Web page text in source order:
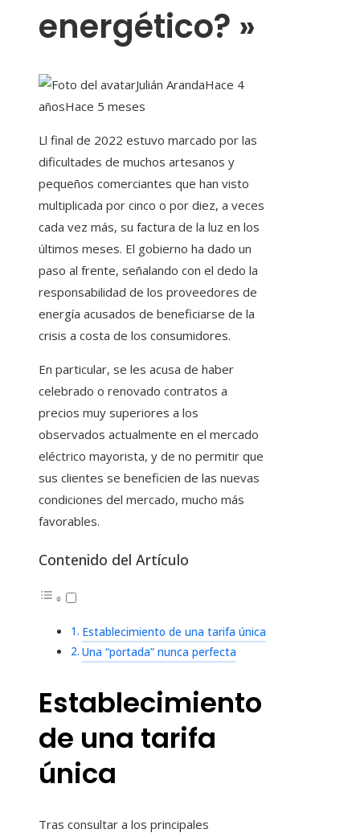
energético? »
Julián ArandaHace 4
añosHace 5 meses
Ll final de 2022 estuvo marcado por las
dificultades de muchos artesanos y
pequeños comerciantes que han visto
multiplicada por cinco o por diez, a veces
cada vez más, su factura de la luz en los
últimos meses. El gobierno ha dado un
paso al frente, señalando con el dedo la
responsabilidad de los proveedores de
energía acusados ​​de beneficiarse de la
crisis a costa de los consumidores.
En particular, se les acusa de haber
celebrado o renovado contratos a
precios muy superiores a los
observados actualmente en el mercado
eléctrico mayorista, y de no permitir que
sus clientes se beneficien de las nuevas
condiciones del mercado, mucho más
favorables.
Contenido del Artículo
Establecimiento de una tarifa única
Una “portada” nunca perfecta
Establecimiento
de una tarifa
única
Tras consultar a los principales